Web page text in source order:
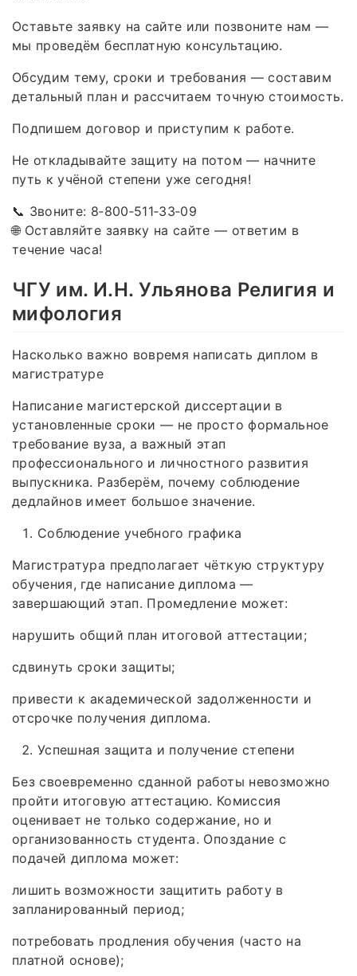
Оставьте заявку на сайте или позвоните нам —
мы проведём бесплатную консультацию.
Обсудим тему, сроки и требования — составим
детальный план и рассчитаем точную стоимость.
Подпишем договор и приступим к работе.
Не откладывайте защиту на потом — начните
путь к учёной степени уже сегодня!
📞 Звоните: 8‑800‑511‑33‑09
🌐 Оставляйте заявку на сайте — ответим в
течение часа!
ЧГУ им. И.Н. Ульянова Религия и
мифология
Насколько важно вовремя написать диплом в
магистратуре
Написание магистерской диссертации в
установленные сроки — не просто формальное
требование вуза, а важный этап
профессионального и личностного развития
выпускника. Разберём, почему соблюдение
дедлайнов имеет большое значение.
Соблюдение учебного графика
Магистратура предполагает чёткую структуру
обучения, где написание диплома —
завершающий этап. Промедление может:
нарушить общий план итоговой аттестации;
сдвинуть сроки защиты;
привести к академической задолженности и
отсрочке получения диплома.
Успешная защита и получение степени
Без своевременно сданной работы невозможно
пройти итоговую аттестацию. Комиссия
оценивает не только содержание, но и
организованность студента. Опоздание с
подачей диплома может:
лишить возможности защитить работу в
запланированный период;
потребовать продления обучения (часто на
платной основе);